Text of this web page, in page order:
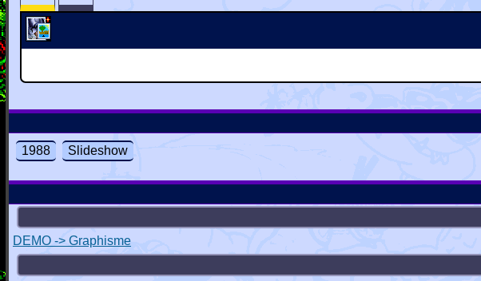
1988 Slideshow
DEMO -> Graphisme